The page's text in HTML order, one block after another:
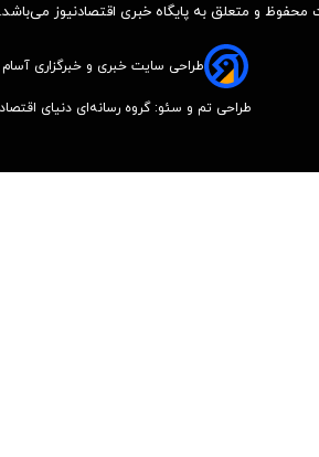
و متعلق به پایگاه خبری اقتصادنیوز می‌باشد.
طراحی سایت خبری و خبرگزاری آسام
طراحی تم و سئو: گروه رسانه‌ای دنیای اقتصاد